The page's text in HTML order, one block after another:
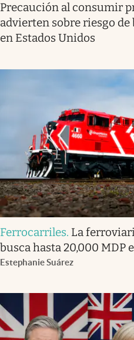
Precaución al consumir
advierten sobre riesgo
en Estados Unidos
Ferrocarriles. La
busca hasta 20,000 MDP
Estephanie Suárez